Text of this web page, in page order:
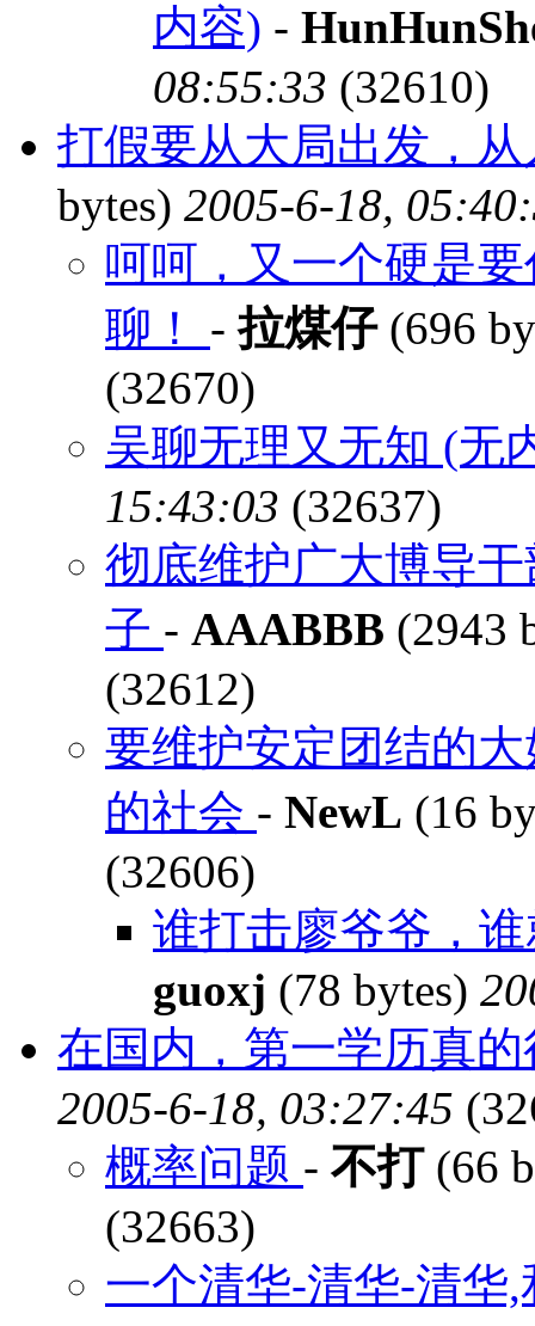
内容) -
08:55:33 (32610)
打假要从大局出发，
bytes) 2005-6-18,
呵呵，又一个硬是
聊！ -拉煤仔(696
(32670)
吴聊无理又无知 (无
15:43:03 (32637)
彻底维护广大博导
子 - AAABBB (2943
(32612)
要维护安定团结的
的社会 - NewL (16
(32606)
谁打击廖爷爷，
guoxj (78 bytes)
在国内，第一学历真
2005-6-18, 03:27:45
概率问题 - 不打(66
(32663)
一个清华-清华-清华